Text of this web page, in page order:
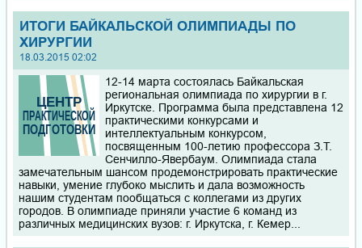
ИТОГИ БАЙКАЛЬСКОЙ ОЛИМПИАДЫ ПО
ХИРУРГИИ
18.03.2015 02:02
12-14 марта состоялась Байкальская
региональная олимпиада по хирургии в г.
Иркутске. Программа была представлена 12
практическими конкурсами и
интеллектуальным конкурсом,
посвященным 100-летию профессора З.Т.
Сенчилло-Явербаум. Олимпиада стала
замечательным шансом продемонстрировать практические
навыки, умение глубоко мыслить и дала возможность
нашим студентам пообщаться с коллегами из других
городов. В олимпиаде приняли участие 6 команд из
различных медицинских вузов: г. Иркутска, г. Кемер...